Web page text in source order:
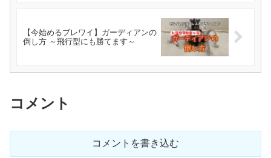
【今始めるブレワイ】ガーディアンの
倒し方 ～飛行型にも勝てます～
コメント
コメントを書き込む